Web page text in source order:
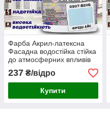
Фарба Акрил-латексна
Фасадна водостійка стійка
до атмосферних впливів
емаль Фреш Айс Skyline 1
л
237 ₴/відро
Купити